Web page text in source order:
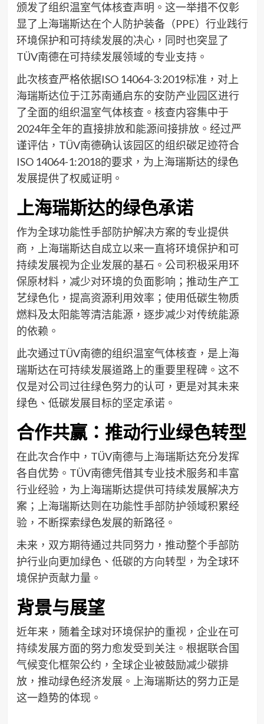
颁发了组织温室气体核查声明。这一举措不仅彰
显了上海瑞斯达在个人防护装备（PPE）行业践行
环境保护和可持续发展的决心，同时也突显了
TÜV南德在可持续发展领域的专业支持。
此次核查严格依据ISO 14064-3:2019标准，对上
海瑞斯达位于江苏南通启东的安防产业园区进行
了全面的组织温室气体核查。核查内容集中于
2024年全年的直接排放和能源间接排放。经过严
谨评估，TÜV南德确认该园区的组织碳足迹符合
ISO 14064-1:2018的要求，为上海瑞斯达的绿色
发展提供了权威证明。
上海瑞斯达的绿色承诺
作为全球功能性手部防护解决方案的专业提供
商，上海瑞斯达自成立以来一直将环境保护和可
持续发展视为企业发展的基石。公司积极采用环
保原材料，减少对环境的负面影响；推动生产工
艺绿色化，提高资源利用效率；使用低碳生物质
燃料及太阳能等清洁能源，逐步减少对传统能源
的依赖。
此次通过TÜV南德的组织温室气体核查，是上海
瑞斯达在可持续发展道路上的重要里程碑。这不
仅是对公司过往绿色努力的认可，更是对其未来
绿色、低碳发展目标的坚定承诺。
合作共赢：推动行业绿色转型
在此次合作中，TÜV南德与上海瑞斯达充分发挥
各自优势。TÜV南德凭借其专业技术服务和丰富
行业经验，为上海瑞斯达提供可持续发展解决方
案；上海瑞斯达则在功能性手部防护领域积累经
验，不断探索绿色发展的新路径。
未来，双方期待通过共同努力，推动整个手部防
护行业向更加绿色、低碳的方向转型，为全球环
境保护贡献力量。
背景与展望
近年来，随着全球对环境保护的重视，企业在可
持续发展方面的努力愈发受到关注。根据联合国
气候变化框架公约，全球企业被鼓励减少碳排
放，推动绿色经济发展。上海瑞斯达的努力正是
这一趋势的体现。